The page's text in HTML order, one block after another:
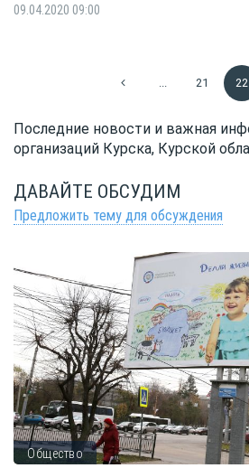
09.04.2020 09:00
21 22
Последние новости и важная
организаций Курска, Курской
ДАВАЙТЕ ОБСУДИМ
Предложить тему для обсуждения
Общество